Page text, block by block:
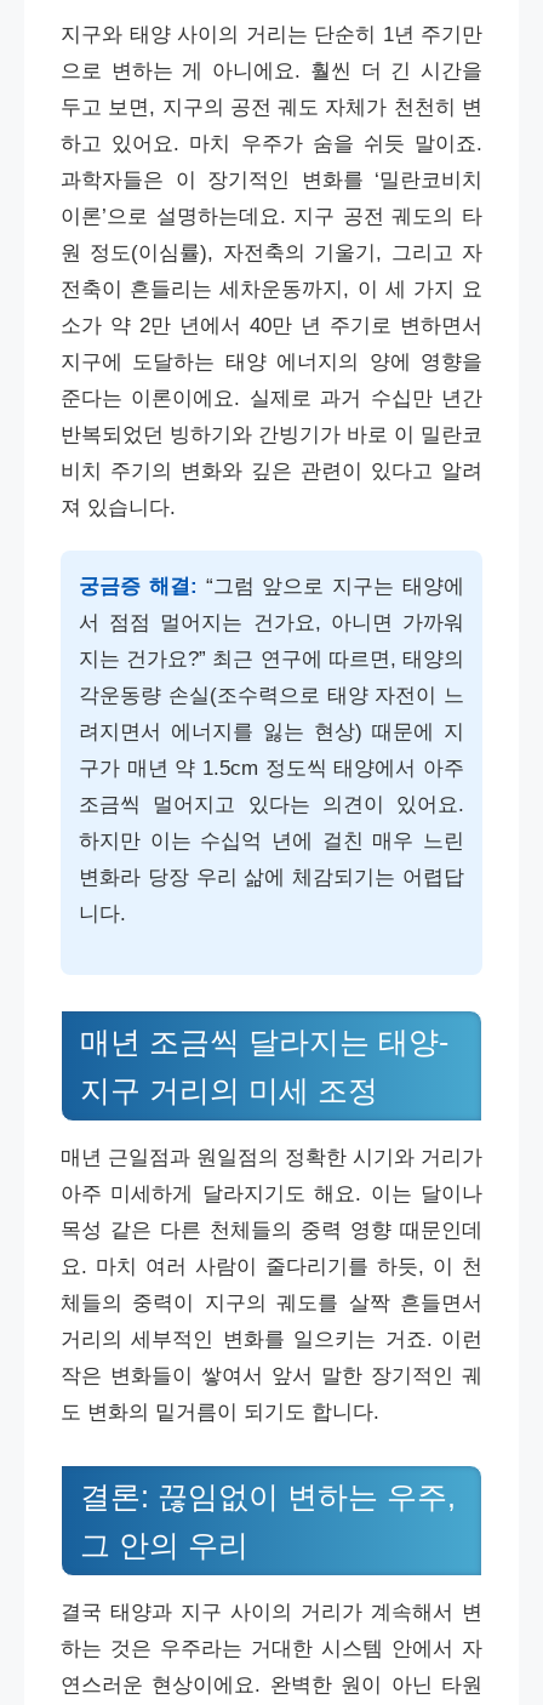
지구와 태양 사이의 거리는 단순히 1년 주기만
으로 변하는 게 아니에요. 훨씬 더 긴 시간을
두고 보면, 지구의 공전 궤도 자체가 천천히 변
하고 있어요. 마치 우주가 숨을 쉬듯 말이죠.
과학자들은 이 장기적인 변화를 ‘밀란코비치
이론’으로 설명하는데요. 지구 공전 궤도의 타
원 정도(이심률), 자전축의 기울기, 그리고 자
전축이 흔들리는 세차운동까지, 이 세 가지 요
소가 약 2만 년에서 40만 년 주기로 변하면서
지구에 도달하는 태양 에너지의 양에 영향을
준다는 이론이에요. 실제로 과거 수십만 년간
반복되었던 빙하기와 간빙기가 바로 이 밀란코
비치 주기의 변화와 깊은 관련이 있다고 알려
져 있습니다.
궁금증 해결: “그럼 앞으로 지구는 태양에
서 점점 멀어지는 건가요, 아니면 가까워
지는 건가요?” 최근 연구에 따르면, 태양의
각운동량 손실(조수력으로 태양 자전이 느
려지면서 에너지를 잃는 현상) 때문에 지
구가 매년 약 1.5cm 정도씩 태양에서 아주
조금씩 멀어지고 있다는 의견이 있어요.
하지만 이는 수십억 년에 걸친 매우 느린
변화라 당장 우리 삶에 체감되기는 어렵답
니다.
매년 조금씩 달라지는 태양-
지구 거리의 미세 조정
매년 근일점과 원일점의 정확한 시기와 거리가
아주 미세하게 달라지기도 해요. 이는 달이나
목성 같은 다른 천체들의 중력 영향 때문인데
요. 마치 여러 사람이 줄다리기를 하듯, 이 천
체들의 중력이 지구의 궤도를 살짝 흔들면서
거리의 세부적인 변화를 일으키는 거죠. 이런
작은 변화들이 쌓여서 앞서 말한 장기적인 궤
도 변화의 밑거름이 되기도 합니다.
결론: 끊임없이 변하는 우주,
그 안의 우리
결국 태양과 지구 사이의 거리가 계속해서 변
하는 것은 우주라는 거대한 시스템 안에서 자
연스러운 현상이에요. 완벽한 원이 아닌 타원